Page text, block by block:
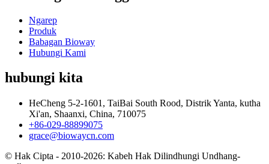
Ngarep
Produk
Babagan Bioway
Hubungi Kami
hubungi kita
HeCheng 5-2-1601, TaiBai South Rood, Distrik Yanta, kutha
Xi'an, Shaanxi, China, 710075
+86-029-88899075
grace@biowaycn.com
© Hak Cipta - 2010-2026: Kabeh Hak Dilindhungi Undhang-